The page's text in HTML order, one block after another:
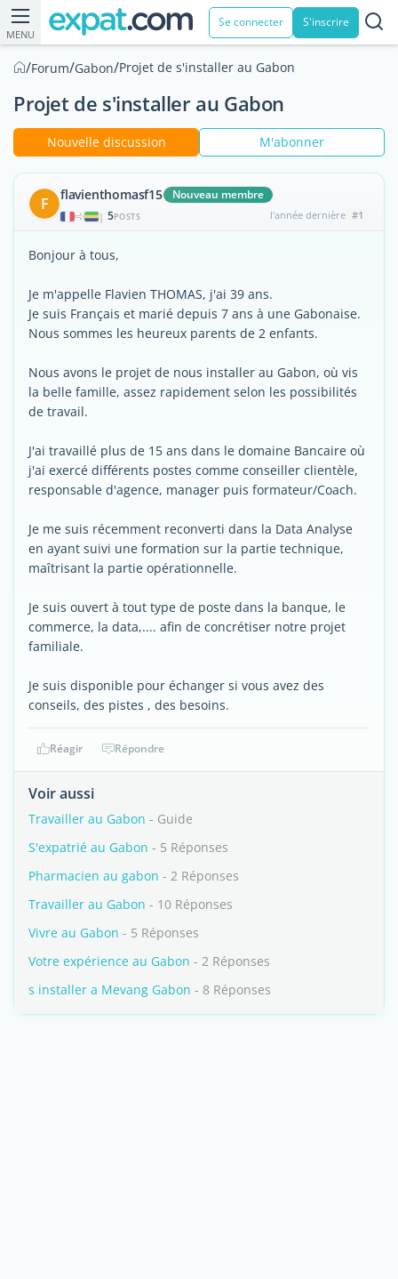
MENU
Se connecter S'inscrire
/Forum/Gabon/Projet de s'installer au Gabon
Projet de s'installer au Gabon
Nouvelle discussion M'abonner
F flavienthomasf15 Nouveau membre
| 5POSTS l'année dernière #1
Bonjour à tous,
Je m'appelle Flavien THOMAS, j'ai 39 ans.
Je suis Français et marié depuis 7 ans à une Gabonaise.
Nous sommes les heureux parents de 2 enfants.
Nous avons le projet de nous installer au Gabon, où vis
la belle famille, assez rapidement selon les possibilités
de travail.
J'ai travaillé plus de 15 ans dans le domaine Bancaire où
j'ai exercé différents postes comme conseiller clientèle,
responsable d'agence, manager puis formateur/Coach.
Je me suis récemment reconverti dans la Data Analyse
en ayant suivi une formation sur la partie technique,
maîtrisant la partie opérationnelle.
Je suis ouvert à tout type de poste dans la banque, le
commerce, la data,.... afin de concrétiser notre projet
familiale.
Je suis disponible pour échanger si vous avez des
conseils, des pistes , des besoins.
Réagir Répondre
Voir aussi
Travailler au Gabon - Guide
S'expatrié au Gabon - 5 Réponses
Pharmacien au gabon - 2 Réponses
Travailler au Gabon - 10 Réponses
Vivre au Gabon - 5 Réponses
Votre expérience au Gabon - 2 Réponses
s installer a Mevang Gabon - 8 Réponses